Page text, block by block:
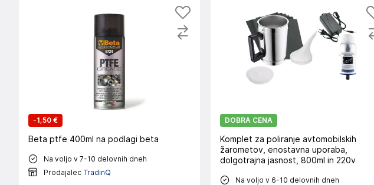
-1,50 €
Beta ptfe 400ml na podlagi beta
Na voljo v 7-10 delovnih dneh
Prodajalec TradinQ
DOBRA CENA
Komplet za poliranje avtomobilskih
žarometov, enostavna uporaba,
dolgotrajna jasnost, 800ml in 220v
Na voljo v 6-10 delovnih dneh